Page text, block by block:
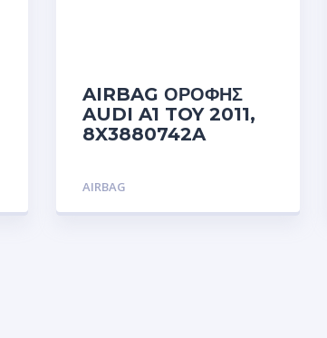
AIRBAG ΟΡΟΦΗΣ
AUDI A1 TOY 2011,
8X3880742A
AIRBAG